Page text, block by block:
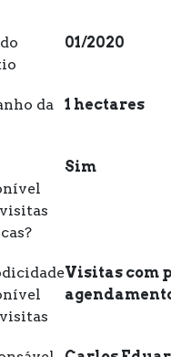
01/2020
da
1 hectares
Sim
Visitas com